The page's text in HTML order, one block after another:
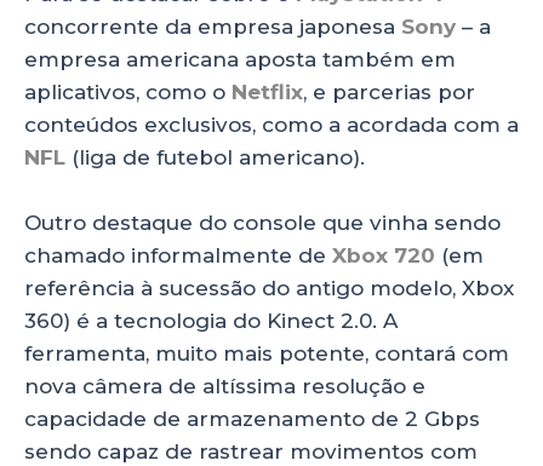
concorrente da empresa japonesa Sony – a
empresa americana aposta também em
aplicativos, como o Netflix, e parcerias por
conteúdos exclusivos, como a acordada com a
NFL (liga de futebol americano).
Outro destaque do console que vinha sendo
chamado informalmente de Xbox 720 (em
referência à sucessão do antigo modelo, Xbox
360) é a tecnologia do Kinect 2.0. A
ferramenta, muito mais potente, contará com
nova câmera de altíssima resolução e
capacidade de armazenamento de 2 Gbps
sendo capaz de rastrear movimentos com